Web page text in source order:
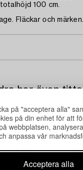
på "acceptera alla"
på din enhet för att
webbplatsen,
anpassa vår
Acceptera alla
100 cm.
Fläckar och märken.
har även